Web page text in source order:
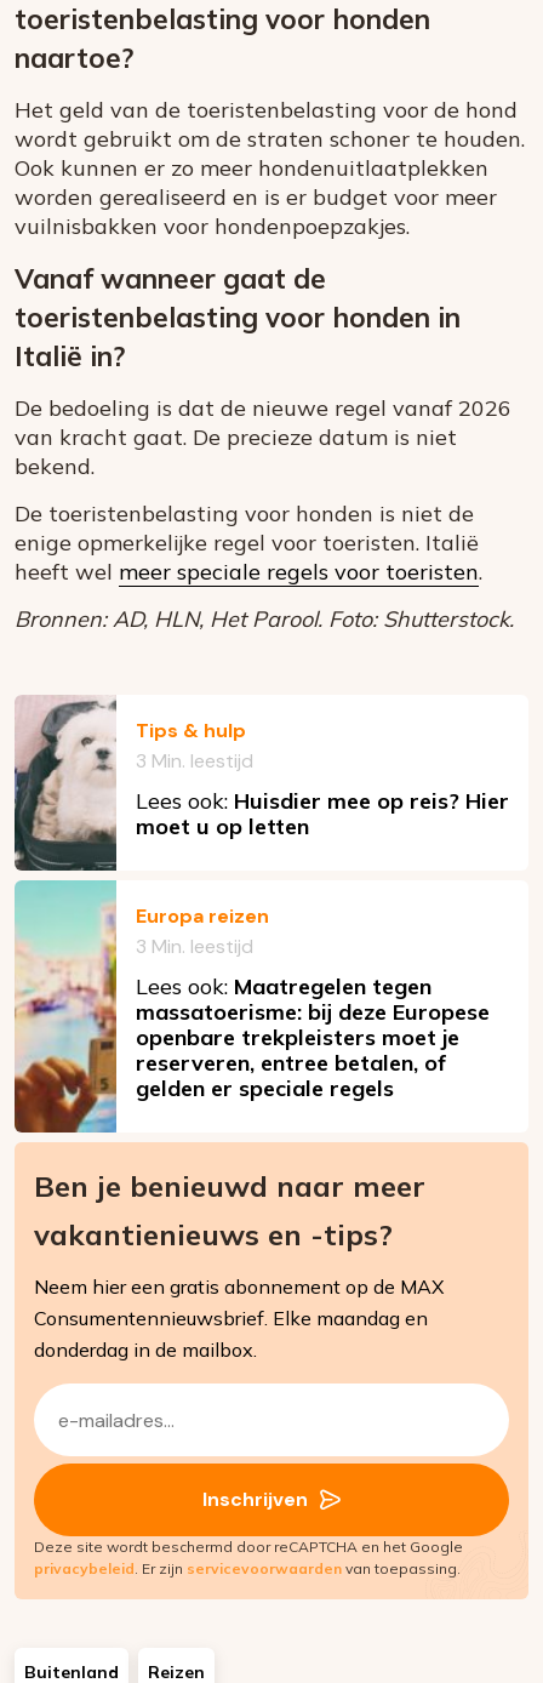
toeristenbelasting voor honden
naartoe?
Het geld van de toeristenbelasting voor de hond
wordt gebruikt om de straten schoner te houden.
Ook kunnen er zo meer hondenuitlaatplekken
worden gerealiseerd en is er budget voor meer
vuilnisbakken voor hondenpoepzakjes.
Vanaf wanneer gaat de
toeristenbelasting voor honden in
Italië in?
De bedoeling is dat de nieuwe regel vanaf 2026
van kracht gaat. De precieze datum is niet
bekend.
De toeristenbelasting voor honden is niet de
enige opmerkelijke regel voor toeristen. Italië
heeft wel meer speciale regels voor toeristen.
Bronnen: AD, HLN, Het Parool. Foto: Shutterstock.
Tips & hulp
3 Min. leestijd
Lees ook: Huisdier mee op reis? Hier
moet u op letten
Europa reizen
3 Min. leestijd
Lees ook: Maatregelen tegen
massatoerisme: bij deze Europese
openbare trekpleisters moet je
reserveren, entree betalen, of
gelden er speciale regels
Ben je benieuwd naar meer
vakantienieuws en -tips?
Neem hier een gratis abonnement op de MAX
Consumentennieuwsbrief. Elke maandag en
donderdag in de mailbox.
E-
mailadres
(Vereist)
Inschrijven
Deze site wordt beschermd door reCAPTCHA en het Google
privacybeleid. Er zijn servicevoorwaarden van toepassing.
Buitenland Reizen